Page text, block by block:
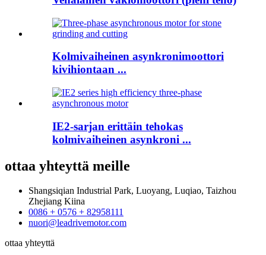
Kolmivaiheinen asynkronimoottori
kivihiontaan ...
IE2-sarjan erittäin tehokas
kolmivaiheinen asynkroni ...
ottaa yhteyttä meille
Shangsiqian Industrial Park, Luoyang, Luqiao, Taizhou
Zhejiang Kiina
0086 + 0576 + 82958111
nuori@leadrivemotor.com
ottaa yhteyttä